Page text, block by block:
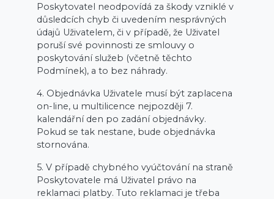
Poskytovatel neodpovídá za škody vzniklé v
důsledcích chyb či uvedením nesprávných
údajů Uživatelem, či v případě, že Uživatel
poruší své povinnosti ze smlouvy o
poskytování služeb (včetně těchto
Podmínek), a to bez náhrady.
4. Objednávka Uživatele musí být zaplacena
on-line, u multilicence nejpozději 7.
kalendářní den po zadání objednávky.
Pokud se tak nestane, bude objednávka
stornována.
5. V případě chybného vyúčtování na straně
Poskytovatele má Uživatel právo na
reklamaci platby. Tuto reklamaci je třeba